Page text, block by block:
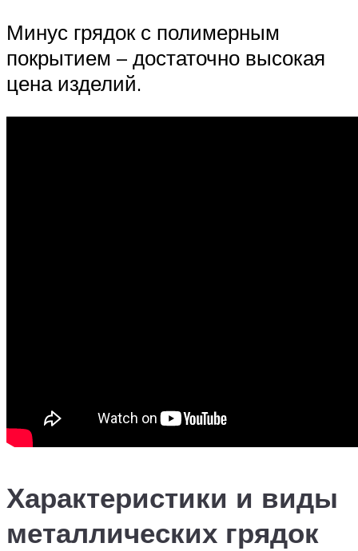
Минус грядок с полимерным
покрытием – достаточно высокая
цена изделий.
Характеристики и виды
металлических грядок